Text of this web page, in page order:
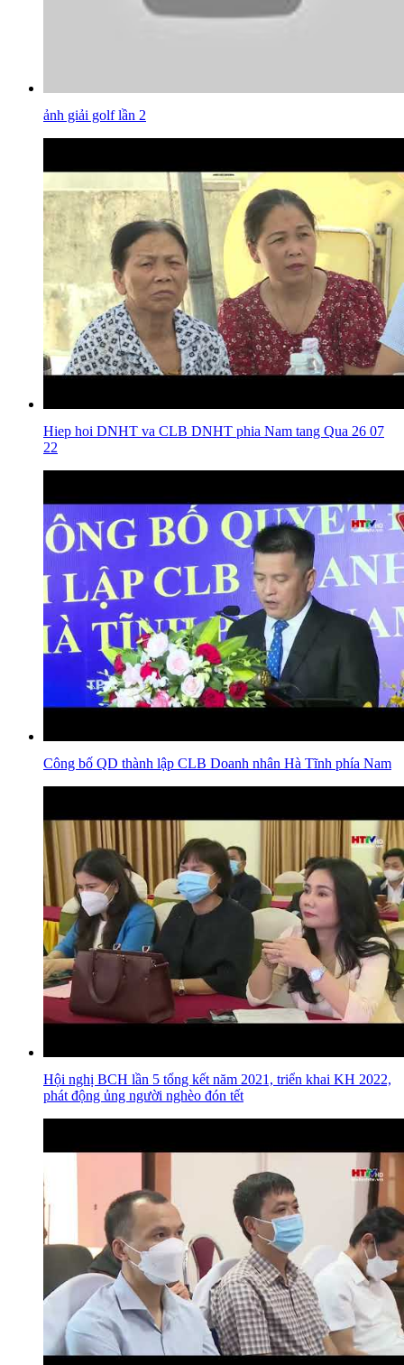
ảnh giải golf lần 2
Hiep hoi DNHT va CLB DNHT phia Nam tang Qua 26 07
22
Công bố QD thành lập CLB Doanh nhân Hà Tĩnh phía Nam
Hội nghị BCH lần 5 tổng kết năm 2021, triển khai KH 2022,
phát động ủng người nghèo đón tết